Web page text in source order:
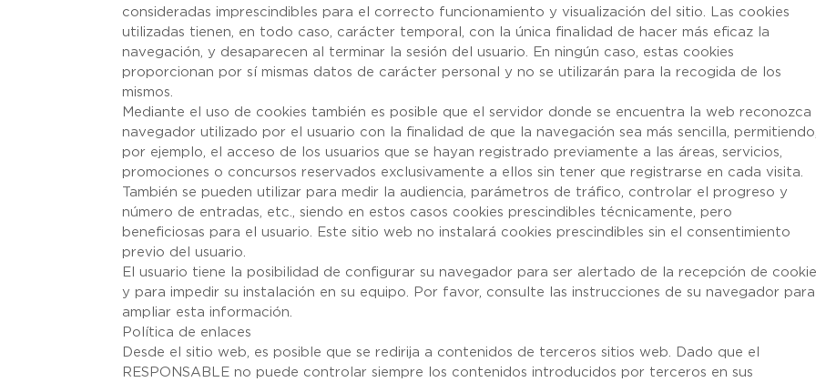
consideradas imprescindibles para el correcto funcionamiento y visualización del sitio. Las cookies
utilizadas tienen, en todo caso, carácter temporal, con la única finalidad de hacer más eficaz la
navegación, y desaparecen al terminar la sesión del usuario. En ningún caso, estas cookies
proporcionan por sí mismas datos de carácter personal y no se utilizarán para la recogida de los
mismos.
Mediante el uso de cookies también es posible que el servidor donde se encuentra la web reconozca
navegador utilizado por el usuario con la finalidad de que la navegación sea más sencilla, permitiendo,
por ejemplo, el acceso de los usuarios que se hayan registrado previamente a las áreas, servicios,
promociones o concursos reservados exclusivamente a ellos sin tener que registrarse en cada visita.
También se pueden utilizar para medir la audiencia, parámetros de tráfico, controlar el progreso y
número de entradas, etc., siendo en estos casos cookies prescindibles técnicamente, pero
beneficiosas para el usuario. Este sitio web no instalará cookies prescindibles sin el consentimiento
previo del usuario.
El usuario tiene la posibilidad de configurar su navegador para ser alertado de la recepción de
y para impedir su instalación en su equipo. Por favor, consulte las instrucciones de su navegador para
ampliar esta información.
Política de enlaces
Desde el sitio web, es posible que se redirija a contenidos de terceros sitios web. Dado que el
RESPONSABLE no puede controlar siempre los contenidos introducidos por terceros en sus